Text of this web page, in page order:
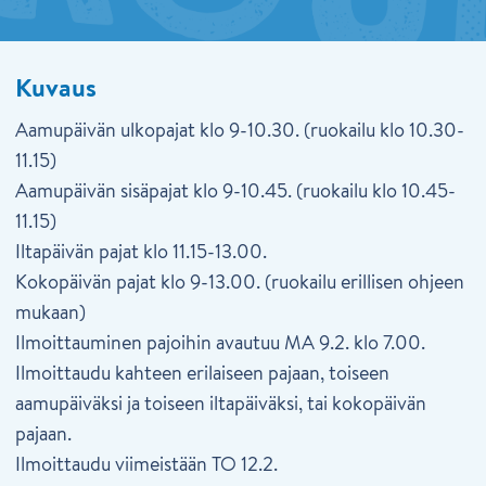
Kuvaus
Aamupäivän ulkopajat klo 9-10.30. (ruokailu klo 10.30-
11.15)
Aamupäivän sisäpajat klo 9-10.45. (ruokailu klo 10.45-
11.15)
Iltapäivän pajat klo 11.15-13.00.
Kokopäivän pajat klo 9-13.00. (ruokailu erillisen ohjeen
mukaan)
Ilmoittauminen pajoihin avautuu MA 9.2. klo 7.00.
Ilmoittaudu kahteen erilaiseen pajaan, toiseen
aamupäiväksi ja toiseen iltapäiväksi, tai kokopäivän
pajaan.
Ilmoittaudu viimeistään TO 12.2.